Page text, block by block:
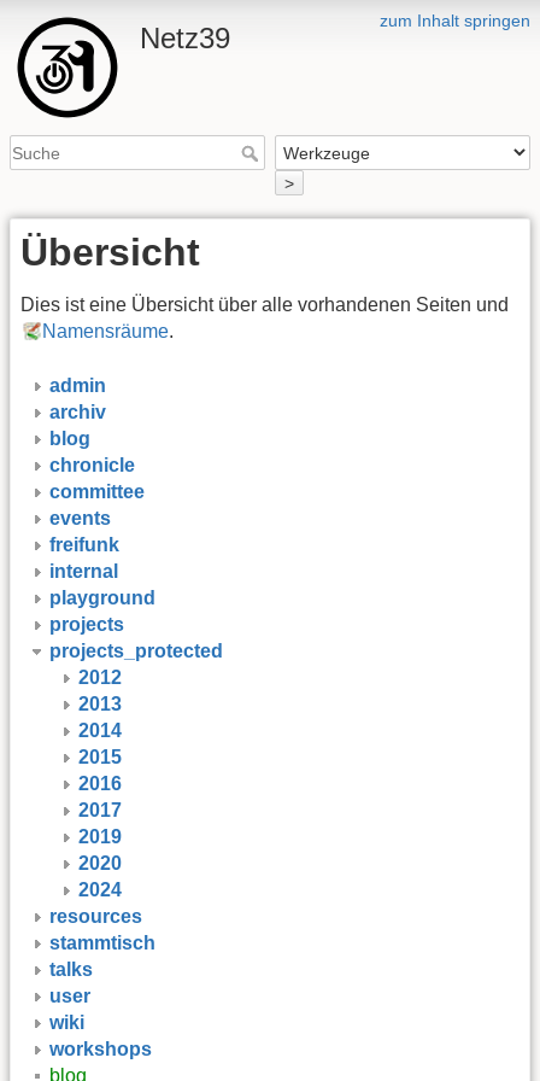
zum Inhalt springen
Netz39
>
Übersicht
Dies ist eine Übersicht über alle vorhandenen Seiten und
Namensräume.
admin
archiv
blog
chronicle
committee
events
freifunk
internal
playground
projects
projects_protected
2012
2013
2014
2015
2016
2017
2019
2020
2024
resources
stammtisch
talks
user
wiki
workshops
blog